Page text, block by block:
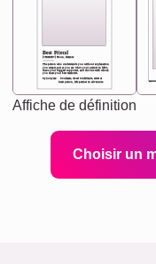
Best Friend
[<NAME>] Noun, feminie
Synonyms: Soulmate, closet confidante, sister at
heart person, life partner in adventure.
The person who understands you without explanation
you accepts just as you are. She's your partner in life's,
chaos your biggest supporter, and the one with whom
you share your best memories.
Affiche de définition
Choisir un